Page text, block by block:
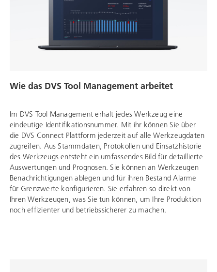
Wie das DVS Tool Management arbeitet
Im DVS Tool Management erhält jedes Werkzeug eine
eindeutige Identifikationsnummer. Mit ihr können Sie über
die DVS Connect Plattform jederzeit auf alle Werkzeugdaten
zugreifen. Aus Stammdaten, Protokollen und Einsatzhistorie
des Werkzeugs entsteht ein umfassendes Bild für detaillierte
Auswertungen und Prognosen. Sie können an Werkzeugen
Benachrichtigungen ablegen und für ihren Bestand Alarme
für Grenzwerte konfigurieren. Sie erfahren so direkt von
Ihren Werkzeugen, was Sie tun können, um Ihre Produktion
noch effizienter und betriebssicherer zu machen.